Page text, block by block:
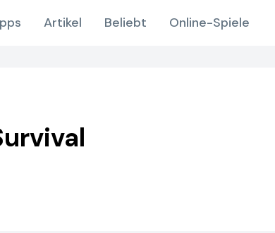
Artikel Beliebt Online-Spiele